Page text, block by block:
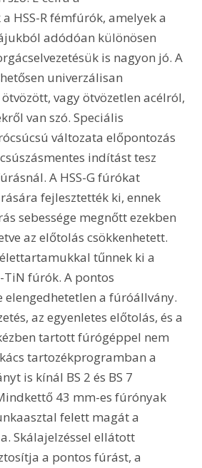
HSS-R fémfúrók, amelyek a
adódóan különösen
is nagyon jó. A
univerzálisan
vagy ötvözetlen acélról,
van szó. Speciális
változata előpontozás
indítást tesz
A HSS-G fúrókat
fejlesztették ki, ennek
sebessége megnőtt ezekben
az előtolás csökkenhetett.
tűnnek ki a
fúrók. A pontos
elengedhetetlen a fúróállvány.
az egyenletes előtolás, és a
tartott fúrógéppel nem
tartozékprogramban a
is kínál BS 2 és BS 7
43 mm-es fúrónyak
felett magát a
Skálajelzéssel ellátott
a pontos fúrást, a